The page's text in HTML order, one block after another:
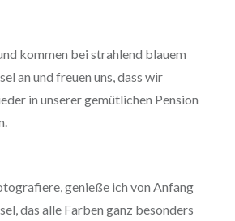
kommen bei strahlend blauem
an und freuen uns, dass wir
in unserer gemütlichen Pension
genieße ich von Anfang
das alle Farben ganz besonders